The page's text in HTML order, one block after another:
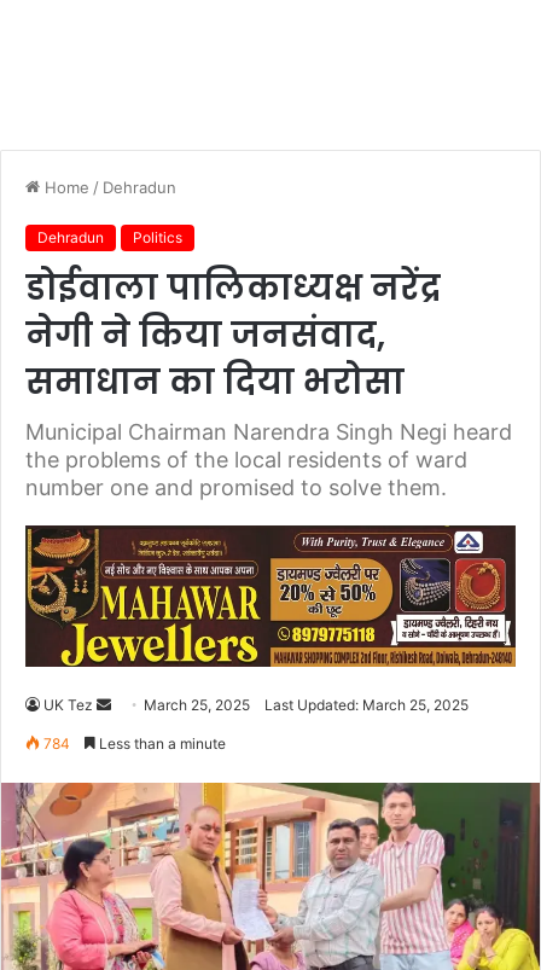
Home / Dehradun
Dehradun Politics
डोईवाला पालिकाध्यक्ष नरेंद्र
नेगी ने किया जनसंवाद,
समाधान का दिया भरोसा
Municipal Chairman Narendra Singh Negi heard
the problems of the local residents of ward
number one and promised to solve them.
UK Tez
d
a
n
e
m
a
i
March 25, 2025 Last Updated: March 25, 2025
784 Less than a minute